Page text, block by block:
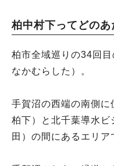
柏中村下ってどのあ
柏市全域巡りの34回
なかむらした）。
手賀沼の西端の南側
柏下）と北千葉導水
田）の間にあるエリア